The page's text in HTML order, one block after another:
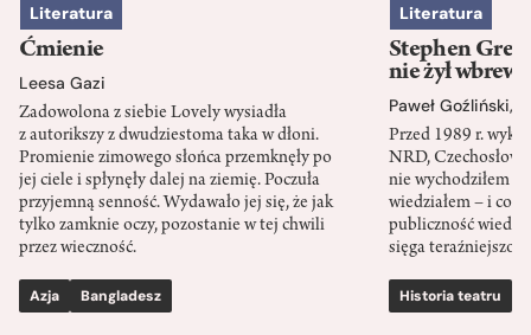
Literatura
Ćmienie
Leesa Gazi
Zadowolona z siebie Lovely wysiadła
z autorikszy z dwudziestoma taka w dłoni.
Promienie zimowego słońca przemknęły po
jej ciele i spłynęły dalej na ziemię. Poczuła
przyjemną senność. Wydawało jej się, że jak
tylko zamknie oczy, pozostanie w tej chwili
przez wieczność.
Azja Bangladesz
Literatura
Stephen
nie żył wbrew
Paweł Goźliński,
Przed 1989 r.
NRD,
nie wychodziłem
wiedziałem – i co
publiczność
sięga
Historia teatru